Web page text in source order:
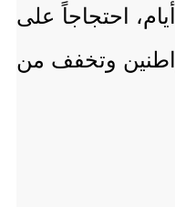
احتجاجاً على
وتخفف من